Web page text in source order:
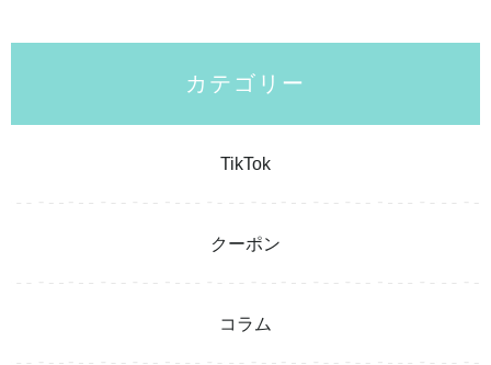
カテゴリー
TikTok
クーポン
コラム